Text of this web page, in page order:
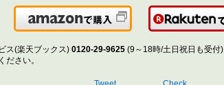
Amazonで購入
ス(楽天ブックス) 0120-29-9625 (9～18時/土日祝日も受付)
さい。